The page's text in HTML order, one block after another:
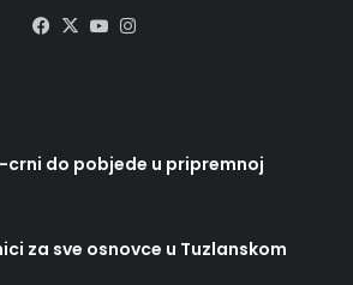
Facebook
X YouTube
crni do pobjede u pripremnoj
za sve osnovce u Tuzlanskom